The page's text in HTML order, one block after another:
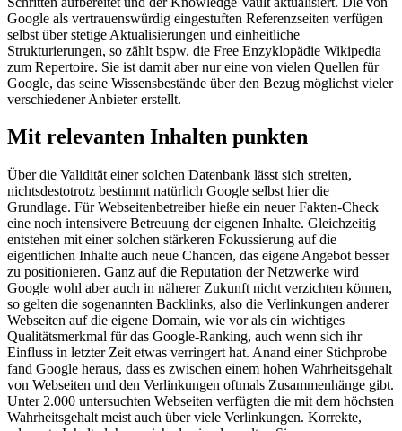
Google als vertrauenswürdig eingestuften Referenzseiten verfügen
selbst über stetige Aktualisierungen und einheitliche
Strukturierungen, so zählt bspw. die Free Enzyklopädie Wikipedia
zum Repertoire. Sie ist damit aber nur eine von vielen Quellen für
Google, das seine Wissensbestände über den Bezug möglichst vieler
verschiedener Anbieter erstellt.
Mit relevanten Inhalten punkten
Über die Validität einer solchen Datenbank lässt sich streiten,
nichtsdestotrotz bestimmt natürlich Google selbst hier die
Grundlage. Für Webseitenbetreiber hieße ein neuer Fakten-Check
eine noch intensivere Betreuung der eigenen Inhalte. Gleichzeitig
entstehen mit einer solchen stärkeren Fokussierung auf die
eigentlichen Inhalte auch neue Chancen, das eigene Angebot besser
zu positionieren. Ganz auf die Reputation der Netzwerke wird
Google wohl aber auch in näherer Zukunft nicht verzichten können,
so gelten die sogenannten Backlinks, also die Verlinkungen anderer
Webseiten auf die eigene Domain, wie vor als ein wichtiges
Qualitätsmerkmal für das Google-Ranking, auch wenn sich ihr
Einfluss in letzter Zeit etwas verringert hat. Anand einer Stichprobe
fand Google heraus, dass es zwischen einem hohen Wahrheitsgehalt
von Webseiten und den Verlinkungen oftmals Zusammenhänge gibt.
Unter 2.000 untersuchten Webseiten verfügten die mit dem höchsten
Wahrheitsgehalt meist auch über viele Verlinkungen. Korrekte,